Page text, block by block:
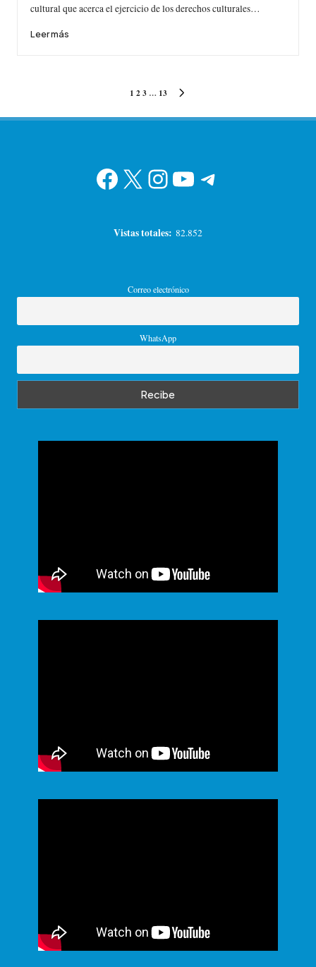
cultural que acerca el ejercicio de los derechos culturales…
Leer más
de
1 23 … 13
Facebook
X Instagram
YouTube
Telegram
Vistas totales: 82.852
Correo electrónico
WhatsApp